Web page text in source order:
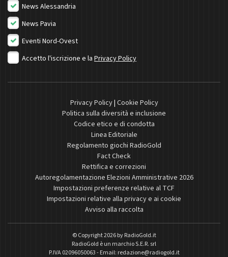
News Alessandria
News Pavia
Eventi Nord-Ovest
Accetto l'iscrizione e la Privacy Policy
Privacy Policy| Cookie Policy
Politica sulla diversità e inclusione
Codice etico e di condotta
Linea Editoriale
Regolamento giochi RadioGold
Fact Check
Rettifica e correzioni
Autoregolamentazione Elezioni Amministrative 2026
Impostazioni preferenze relative al TCF
Impostazioni relative alla privacy e ai cookie
Avviso alla raccolta
© Copyright 2026 byRadioGold.it
RadioGold è un marchio S.E.R. srl
P.IVA 02096050063 - Email: redazione@radiogold.it